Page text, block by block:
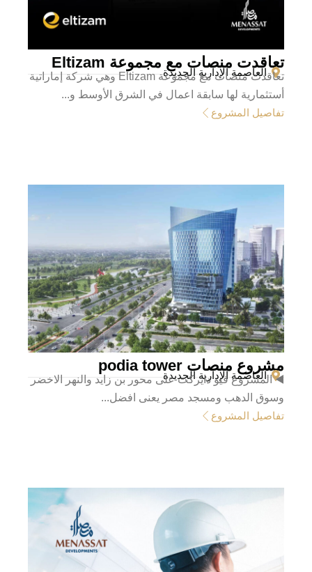
تعاقدت منصات مع مجموعة Eltizam
العاصمة الإدارية الجديدة
تعاقدت منصات مع مجموعة Eltizam وهي شركة إماراتية
أستثمارية لها سابقة اعمال في الشرق الأوسط و...
تفاصيل المشروع
مشروع منصات podia tower
العاصمة الإدارية الجديدة
◀️ المشروع فيو دايركت على محور بن زايد والنهر الاخضر
وسوق الدهب ومسجد مصر يعنى افضل...
تفاصيل المشروع